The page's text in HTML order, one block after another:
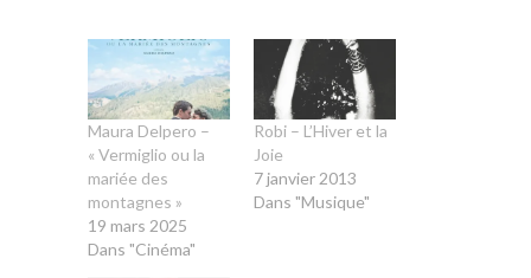
Maura Delpero –
« Vermiglio ou la
mariée des
montagnes »
19 mars 2025
Dans "Cinéma"
Robi – L’Hiver et la
Joie
7 janvier 2013
Dans "Musique"